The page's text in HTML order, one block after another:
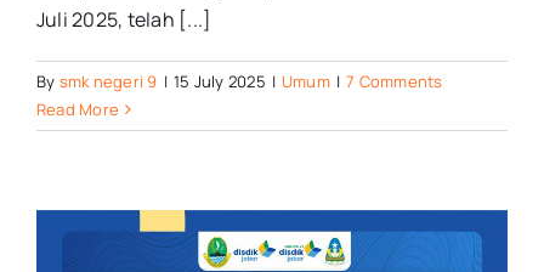
Juli 2025, telah [...]
By smk negeri 9 | 15 July 2025 | Umum | 7 Comments
Read More